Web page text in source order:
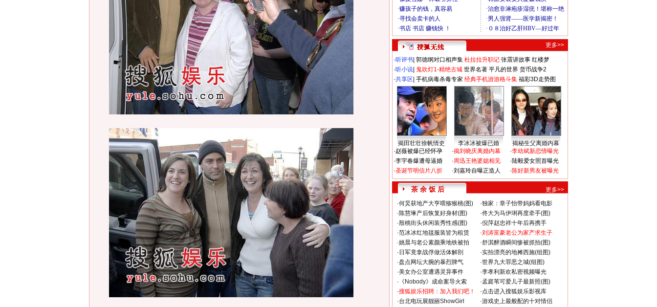
更多>>
·听评书 郭德纲对口相声集 杜拉拉升职记 张震讲故事 红楼梦
·听小说 鬼吹灯1-精绝古城 世界名著 平凡的世界 货币战争2
·共享区 手机病毒杀毒专家 经典手机游游格斗集 福彩3D走势图
揭田壮壮徐帆情史 李冰冰被爆已婚
揭秘生父离婚内幕
·赵薇被爆已经怀孕
·李宇春爆遭母逼婚
·圣诞节明信片八折
·揭刘晓庆离婚内幕
·周迅王艳婆媳相见
·刘嘉玲自曝正造人
·李幼斌新恋情曝光
·陆毅爱女照首曝光
·陈好新男友被曝光
茶 余 饭 后
更多>>
·何炅获地产大亨喂猕猴桃(图) ·独家：章子怡带妈妈看电影
·陈慧琳产后恢复好身材(图) ·佟大为马伊琍再度牵手(图)
·殷桃街头休闲装秀性感(图) ·倪萍赵忠祥十年后再携手
·范冰冰红地毯服装皆为租赁 ·刘涛富豪老公为家产求生子
·姚晨与老公素颜乘地铁被拍 ·舒淇醉酒瞬间惨被抓拍(图)
· 日军竟拿战俘做活体解剖 ·实拍漂亮的地摊西施(组图)
·盘点网坛大腕的暴烈脾气 ·世界九大罪恶之城(组图)
·美女办公室遭遇灵异事件 ·李孝利新欢私密视频曝光
· 《Nobody》成命案导火索 ·孟庭苇可爱儿子最新照(图)
·搜狐娱乐招聘：加入我们吧！ ·点击进入搜狐娱乐影视库
·台北电玩展靓丽ShowGirl ·游戏史上最般配的十对情侣